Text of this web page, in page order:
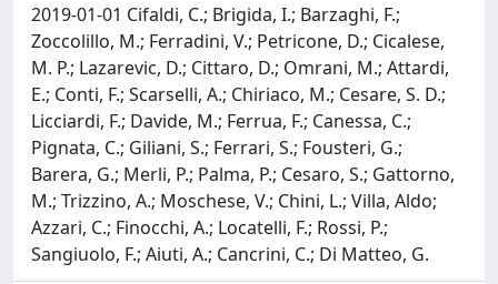
2019-01-01 Cifaldi, C.; Brigida, I.; Barzaghi, F.;
Zoccolillo, M.; Ferradini, V.; Petricone, D.; Cicalese,
M. P.; Lazarevic, D.; Cittaro, D.; Omrani, M.; Attardi,
E.; Conti, F.; Scarselli, A.; Chiriaco, M.; Cesare, S. D.;
Licciardi, F.; Davide, M.; Ferrua, F.; Canessa, C.;
Pignata, C.; Giliani, S.; Ferrari, S.; Fousteri, G.;
Barera, G.; Merli, P.; Palma, P.; Cesaro, S.; Gattorno,
M.; Trizzino, A.; Moschese, V.; Chini, L.; Villa, Aldo;
Azzari, C.; Finocchi, A.; Locatelli, F.; Rossi, P.;
Sangiuolo, F.; Aiuti, A.; Cancrini, C.; Di Matteo, G.